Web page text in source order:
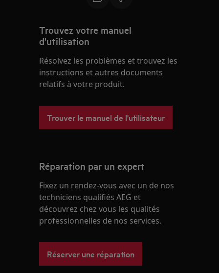
Trouvez votre manuel
d'utilisation
Résolvez les problèmes et trouvez les
instructions et autres documents
relatifs à votre produit.
Trouver le manuel de l'utilisateur
Réparation par un expert
Fixez un rendez-vous avec un de nos
techniciens qualifiés AEG et
découvrez chez vous les qualités
professionnelles de nos services.
Réserver une réparation